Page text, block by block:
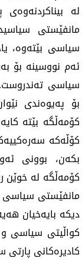
لە
مانفێستی
سیاسی بێتەوە،
ئەم نووسینە بۆ
سیاسی تەندروست.
بۆ پەیوەندی
کۆمەڵگە بێتە
کۆڵەکە
بکەن، بوونی
کۆمەڵگە لە خوێن
مانفێستی سیاسی
دیکە بایەخیان
کواڵیتی سیاسی
کادیرەکانی